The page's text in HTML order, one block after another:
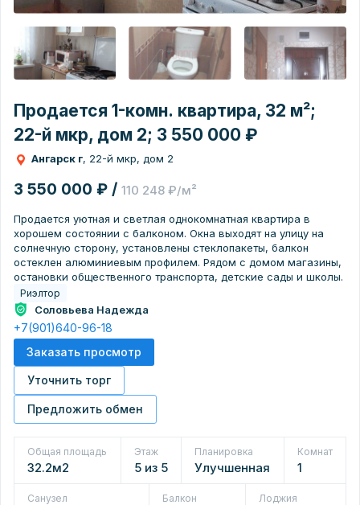
Продается 1-комн. квартира, 32 м²;
22-й мкр, дом 2; 3 550 000 ₽
Ангарск г, 22-й мкр, дом 2
3 550 000 ₽ / 110 248 ₽/м²
Продается уютная и светлая однокомнатная квартира в
хорошем состоянии с балконом. Окна выходят на улицу на
солнечную сторону, установлены стеклопакеты, балкон
остеклен алюминиевым профилем. Рядом с домом магазины,
остановки общественного транспорта, детские сады и школы.
Риэлтор
Соловьева Надежда
+7(901)640-96-18
Заказать просмотр
Уточнить торг
Предложить обмен
Общая площадь
32.2м2
Этаж
5 из 5
Планировка
Улучшенная
Комнат
1
Санузел Балкон Лоджия